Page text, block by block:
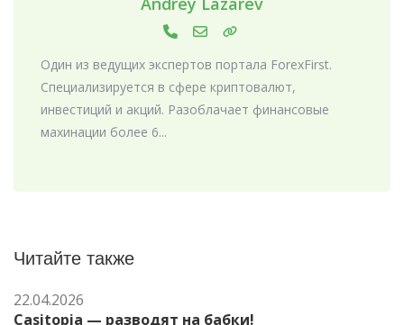
Один из ведущих экспертов портала ForexFirst.
Специализируется в сфере криптовалют,
инвестиций и акций. Разоблачает финансовые
махинации более 6...
Читайте также
22.04.2026
Casitopia — разводят на бабки!